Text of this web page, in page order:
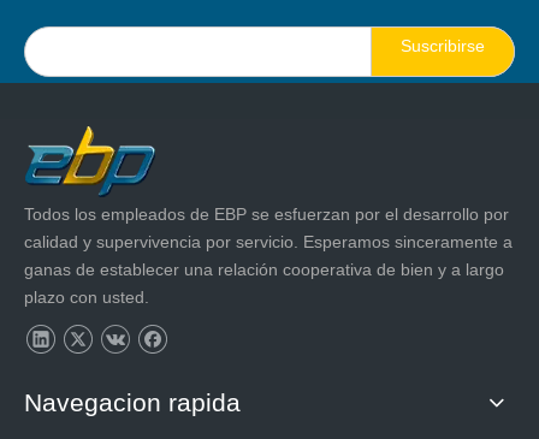
Suscribirse
Todos los empleados de EBP se esfuerzan por el desarrollo por
calidad y supervivencia por servicio. Esperamos sinceramente a
ganas de establecer una relación cooperativa de bien y a largo
plazo con usted.
Navegacion rapida